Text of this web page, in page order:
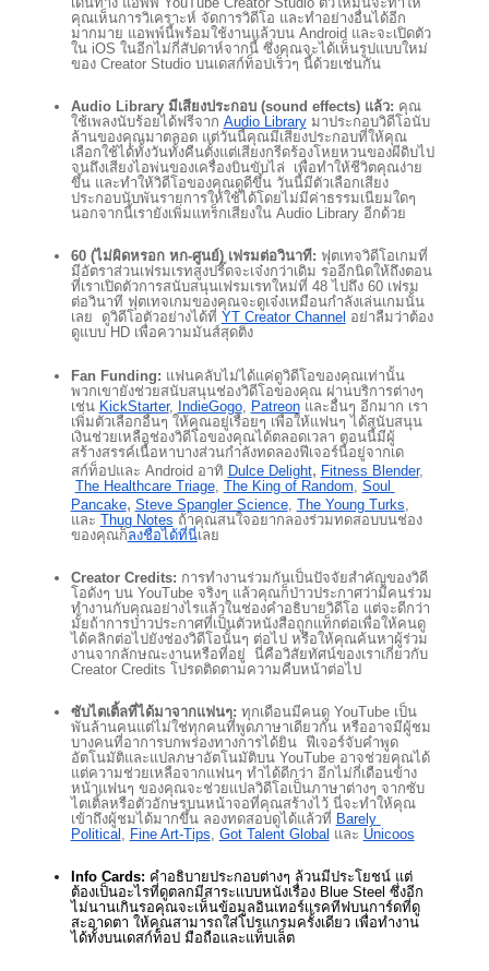
คุณเห็นการวิเคราะห์ จัดการวิดีโอ และทำอย่างอื่นได้อีก
มากมาย แอพพ์นี้พร้อมใช้งานแล้วบน Android และจะเปิดตัว
ใน iOS ในอีกไม่กี่สัปดาห์จากนี้ ซึ่งคุณจะได้เห็นรูปแบบใหม่
ของ Creator Studio บนเดสก์ท็อปเร็วๆ นี้ด้วยเช่นกัน
Audio Library มีเสียงประกอบ (sound effects) แล้ว: คุณ
ใช้เพลงนับร้อยได้ฟรีจาก Audio Library มาประกอบวิดีโอนับ
ล้านของคุณมาตลอด แต่วันนี้คุณมีเสียงประกอบที่ให้คุณ
เลือกใช้ได้ทั้งวันทั้งคืนตั้งแต่เสียงกรีดร้องโหยหวนของผีดิบไป
จนถึงเสียงไอพ่นของเครื่องบินขับไล่  เพื่อทำให้ชีวิตคุณง่าย
ขึ้น และทำให้วิดีโอของคุณดูดีขึ้น วันนี้มีตัวเลือกเสียง
ประกอบนับพันรายการให้ใช้ได้โดยไม่มีค่าธรรมเนียมใดๆ
นอกจากนี้เรายังเพิ่มแทร็กเสียงใน Audio Library อีกด้วย
60 (ไม่ผิดหรอก หก-ศูนย์) เฟรมต่อวินาที: ฟุตเทจวิดีโอเกมที่
มีอัตราส่วนเฟรมเรทสูงปรี๊ดจะเจ๋งกว่าเดิม รออีกนิดให้ถึงตอน
ที่เราเปิดตัวการสนับสนุนเฟรมเรทใหม่ที่ 48 ไปถึง 60 เฟรม
ต่อวินาที ฟุตเทจเกมของคุณจะดูเจ๋งเหมือนกำลังเล่นเกมนั้น
เลย  ดูวิดีโอตัวอย่างได้ที่ YT Creator Channel อย่าลืมว่าต้อง
ดูแบบ HD เพื่อความมันส์สุดติ่ง
Fan Funding: แฟนคลับไม่ได้แค่ดูวิดีโอของคุณเท่านั้น
พวกเขายังช่วยสนับสนุนช่องวิดีโอของคุณ ผ่านบริการต่างๆ
เช่น KickStarter, IndieGogo, Patreon และอื่นๆ อีกมาก เรา
เพิ่มตัวเลือกอื่นๆ ให้คุณอยู่เรื่อยๆ เพื่อให้แฟนๆ ได้สนับสนุน
เงินช่วยเหลือช่องวิดีโอของคุณได้ตลอดเวลา ตอนนี้มีผู้
สร้างสรรค์เนื้อหาบางส่วนกำลังทดลองฟีเจอร์นี้อยู่จากเด
สก์ท็อปและ Android อาทิ Dulce Delight, Fitness Blender,
The Healthcare Triage, The King of Random Soul
Pancake, Steve Spangler Science, The Young Turks
และ Thug Notes ถ้าคุณสนใจอยากลองร่วมทดสอบบนช่อง
ของคุณก็ลงชื่อได้ที่นี่เลย
Creator Credits: การทำงานร่วมกันเป็นปัจจัยสำคัญของวิดี
โอดังๆ บน YouTube จริงๆ แล้วคุณก็ป่าวประกาศว่ามีคนร่วม
ทำงานกับคุณอย่างไรแล้วในช่องคำอธิบายวิดีโอ แต่จะดีกว่า
มั้ยถ้าการป่าวประกาศที่เป็นตัวหนังสือถูกแท็กต่อเพื่อให้คนดู
ได้คลิกต่อไปยังช่องวิดีโอนั้นๆ ต่อไป หรือให้คุณค้นหาผู้ร่วม
งานจากลักษณะงานหรือที่อยู่  นี่คือวิสัยทัศน์ของเราเกี่ยวกับ
Creator Credits โปรดติดตามความคืบหน้าต่อไป
ซับไตเติ้ลที่ได้มาจากแฟนๆ: ทุกเดือนมีคนดู YouTube เป็น
พันล้านคนแต่ไม่ใช่ทุกคนที่พูดภาษาเดียวกัน หรืออาจมีผู้ชม
บางคนที่อาการบกพร่องทางการได้ยิน  ฟีเจอร์จับคำพูด
อัตโนมัติและแปลภษาอัตโนมัติบน YouTube อาจช่วยคุณได้
แต่ความช่วยเหลือจากแฟนๆ ทำได้ดีกว่า อีกไม่กี่เดือนข้าง
หน้าแฟนๆ ของคุณจะช่วยแปลวิดีโอเป็นภาษาต่างๆ จากซับ
ไตเติ้ลหรือตัวอักษรบนหน้าจอที่คุณสร้างไว้ นี่จะทำให้คุณ
เข้าถึงผู้ชมได้มากขึ้น ลองทดสอบดูได้แล้วที่ Barely
Political , Fine Art-Tips, Got Talent Global และ Unicoos
Info Cards: คำอธิบายประกอบต่างๆ ล้วนมีประโยชน์ แต่
ต้องเป็นอะไรที่ดูตลกมีสาระเเบบหนังเรื่อง Blue Steel ซึ่งอีก
ไม่นานเกินรอคุณจะเห็นข้อมูลอินเทอร์เเรคทีฟบนการ์ดที่ดู
สะอาดตา ให้คุณสามารถใส่โปรแกรมครั้งเดียว เพื่อทำงาน
ได้ทั้งบนเดสก์ท็อป มือถือและแท็บเล็ต